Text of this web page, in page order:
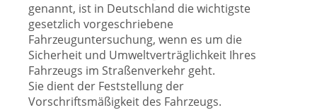
genannt, ist in Deutschland die wichtigste
gesetzlich vorgeschriebene
Fahrzeuguntersuchung, wenn es um die
Sicherheit und Umweltverträglichkeit Ihres
Fahrzeugs im Straßenverkehr geht.
Sie dient der Feststellung der
Vorschriftsmäßigkeit des Fahrzeugs.